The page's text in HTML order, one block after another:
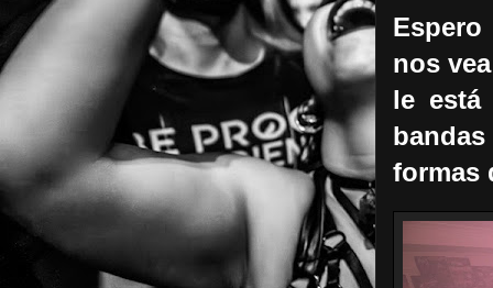
nos
le está
formas